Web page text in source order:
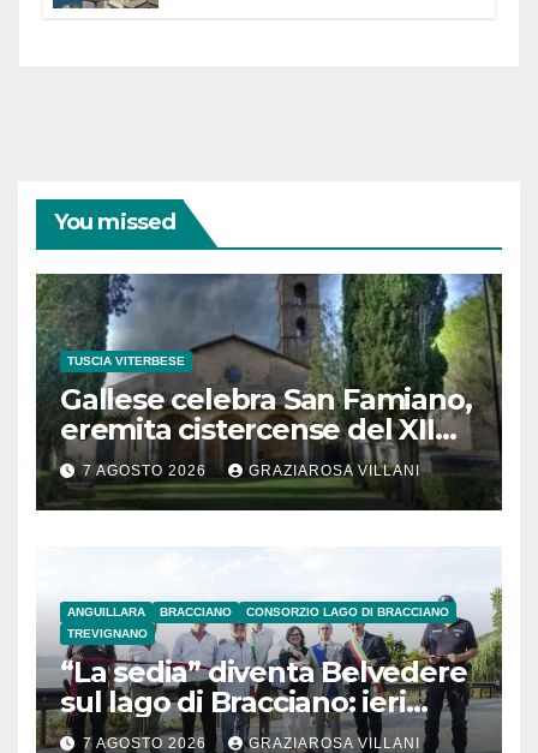
You missed
TUSCIA VITERBESE
Gallese celebra San Famiano,
eremita cistercense del XII
secolo
7 AGOSTO 2026 GRAZIAROSA VILLANI
ANGUILLARA BRACCIANO
CONSORZIO LAGO DI BRACCIANO
TREVIGNANO
“La sedia” diventa Belvedere
sul lago di Bracciano: ieri
l’inaugurazione
7 AGOSTO 2026 GRAZIAROSA VILLANI